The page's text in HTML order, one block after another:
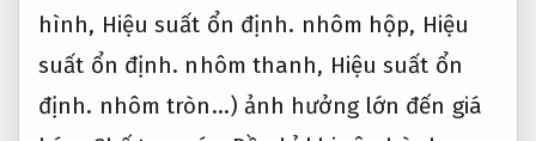
hình, Hiệu suất ổn định. nhôm hộp, Hiệu
suất ổn định. nhôm thanh, Hiệu suất ổn
định. nhôm tròn…) ảnh hưởng lớn đến giá